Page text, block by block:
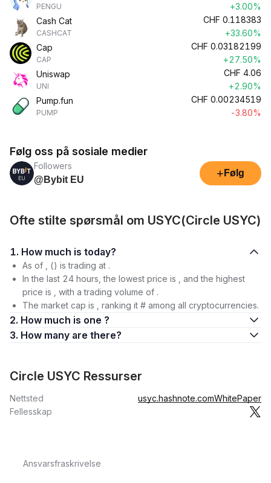
PENGU
+3.00%
Cash Cat
CASHCAT
CHF 0.118383
+33.60%
Cap
CAP
CHF 0.03182199
+27.50%
Uniswap
UNI
CHF 4.06
+2.90%
Pump.fun
PUMP
CHF 0.00234519
-3.80%
Følg oss på sosiale medier
Followers
@Bybit EU
+ Følg
Ofte stilte spørsmål om USYC(Circle USYC)
1. How much is today?
As of , () is trading at .
In the last 24 hours, the lowest price is , and the highest
price is , with a trading volume of .
The market cap is , ranking it # among all cryptocurrencies.
2. How much is one ?
3. How many are there?
Circle USYC Ressurser
Nettsted usyc.hashnote.comWhitePaper
Fellesskap
Ansvarsfraskrivelse